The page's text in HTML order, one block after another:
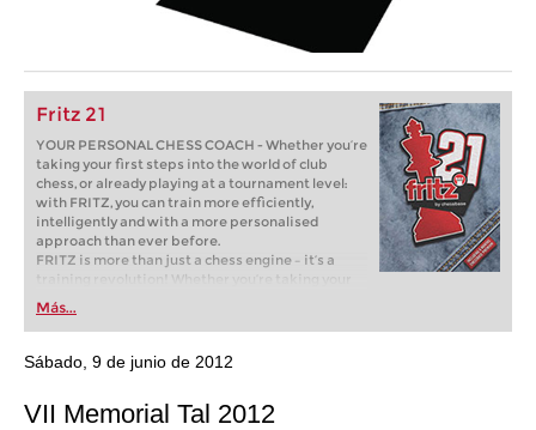
Fritz 21
YOUR PERSONAL CHESS COACH - Whether you’re
taking your first steps into the world of club
chess, or already playing at a tournament level:
with FRITZ, you can train more efficiently,
intelligently and with a more personalised
approach than ever before.
FRITZ is more than just a chess engine – it’s a
training revolution! Whether you’re taking your
first steps into the world of club chess, or already
playing at a tournament level: with FRITZ, you can
train more efficiently, intelligently and with a
more personalised approach than ever before.
Más...
Sábado, 9 de junio de 2012
VII Memorial Tal 2012